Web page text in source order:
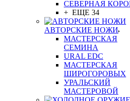
СЕВЕРНАЯ
+ ЕЩЕ 34
АВТОРСКИЕ НОЖИ
МАСТЕРСКАЯ
СЕМИНА
URAL EDC
МАСТЕРСКАЯ
ШИРОГОРОВЫХ
УРАЛЬСКИЙ
МАСТЕРОВОЙ